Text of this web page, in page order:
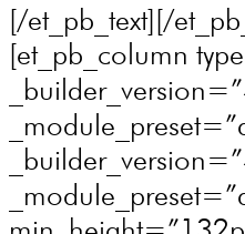
[/et_pb_text][/
[et_pb_column